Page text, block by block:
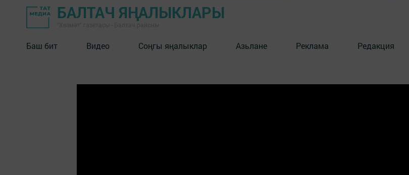
БАЛТАЧ ЯҢАЛЫКЛАРЫ
Баш бит Видео Соңгы яңалыклар Азьлане Реклама Редакция